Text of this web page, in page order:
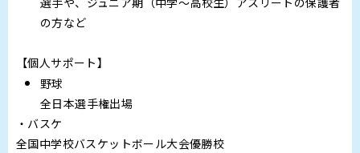
の方など
【個人サポート】
野球
全日本選手権出場
・バスケ
全国中学校バスケットボール大会優勝校